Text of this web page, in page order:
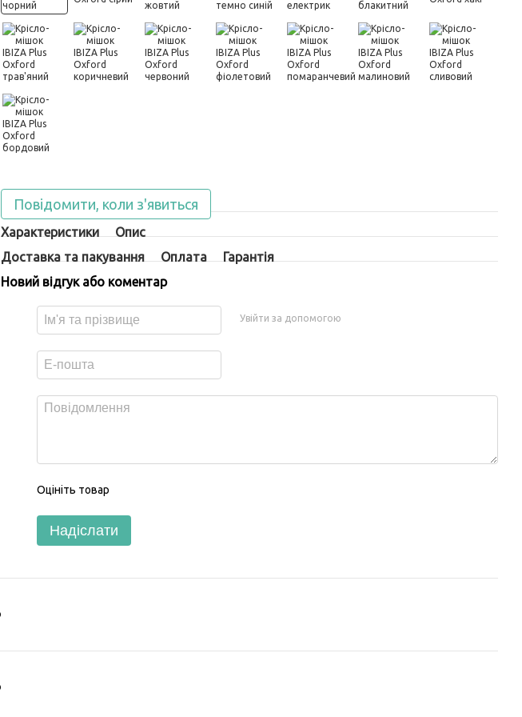
Повідомити, коли з'явиться
Характеристики
Опис
Доставка та пакування
Оплата
Гарантія
Новий відгук або коментар
Увійти за допомогою
Оцініть товар
Надіслати